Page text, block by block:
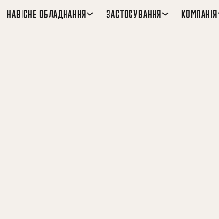
НАВІСНЕ ОБЛАДНАННЯ ЗАСТОСУВАННЯ КОМПАНІЯ